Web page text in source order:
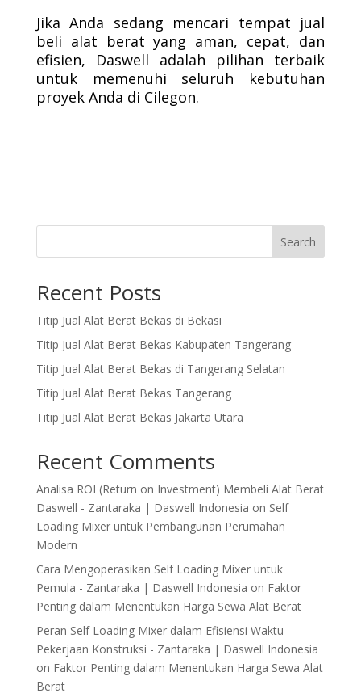
Jika Anda sedang mencari tempat jual
beli alat berat yang aman, cepat, dan
efisien, Daswell adalah pilihan terbaik
untuk memenuhi seluruh kebutuhan
proyek Anda di Cilegon.
Search
Recent Posts
Titip Jual Alat Berat Bekas di Bekasi
Titip Jual Alat Berat Bekas Kabupaten Tangerang
Titip Jual Alat Berat Bekas di Tangerang Selatan
Titip Jual Alat Berat Bekas Tangerang
Titip Jual Alat Berat Bekas Jakarta Utara
Recent Comments
Analisa ROI (Return on Investment) Membeli Alat Berat
Daswell - Zantaraka | Daswell Indonesia on Self
Loading Mixer untuk Pembangunan Perumahan
Modern
Cara Mengoperasikan Self Loading Mixer untuk
Pemula - Zantaraka | Daswell Indonesia on Faktor
Penting dalam Menentukan Harga Sewa Alat Berat
Peran Self Loading Mixer dalam Efisiensi Waktu
Pekerjaan Konstruksi - Zantaraka | Daswell Indonesia
on Faktor Penting dalam Menentukan Harga Sewa Alat
Berat